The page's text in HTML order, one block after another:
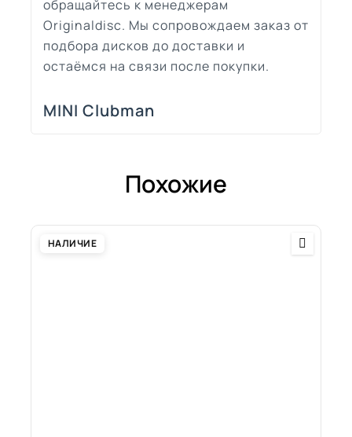
обращайтесь к менеджерам
Originaldisc. Мы сопровождаем заказ от
подбора дисков до доставки и
остаёмся на связи после покупки.
MINI Clubman
Похожие
НАЛИЧИЕ